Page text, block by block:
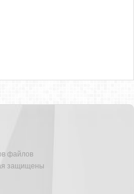
файлов
защищены